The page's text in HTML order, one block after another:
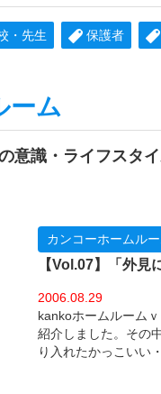
・先生 保護者
ーム
意識・ライフスタ
【Vol.07】「外見
2006.08.29
カンコーホームル
kankoホームルーム
紹介しました。その
り入れたかっこいい